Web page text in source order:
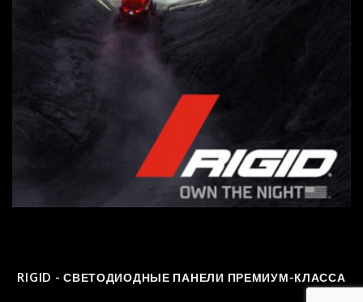
RIGID - СВЕТОДИОДНЫЕ ПАНЕЛИ ПРЕМИУМ-КЛАССА